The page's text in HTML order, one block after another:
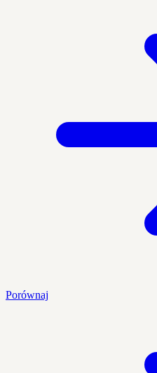
Porównaj